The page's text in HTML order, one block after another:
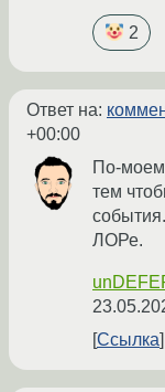
2
Ответ на:
+00:00
По-
тем
ЛОРе.
Ссылка